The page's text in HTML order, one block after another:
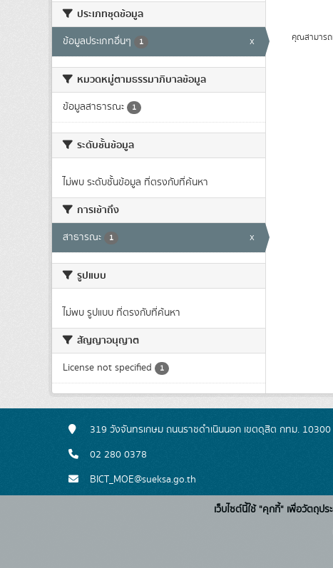
ประเภทชุดข้อมูล
ข้อมูลประเภทอื่นๆ 1 x
หมวดหมู่ตามธรรมาภิบาลข้อมูล
ข้อมูลสาธารณะ 1
ระดับชั้นข้อมูล
ไม่พบ ระดับชั้นข้อมูล ที่ตรงกับที่ค้นหา
การเข้าถึง
สาธารณะ 1 x
รูปแบบ
ไม่พบ รูปแบบ ที่ตรงกับที่ค้นหา
สัญญาอนุญาต
License not specified 1
คุณสามารถ
319 วังจันทรเกษม ถนนราชดำเนินนอก เขตดุสิต กทม. 10300
02 280 0378
BICT_MOE@sueksa.go.th
เว็บไซต์นี้ใช้ "คุกกี้" เพื่อวัตถุ